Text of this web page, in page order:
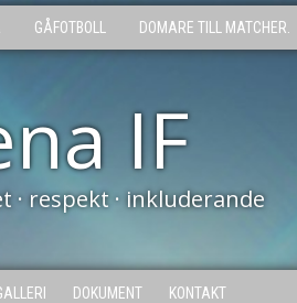
GÅFOTBOLL DOMARE TILL MATCHER.
IF
· respekt · inkluderande
DOKUMENT KONTAKT